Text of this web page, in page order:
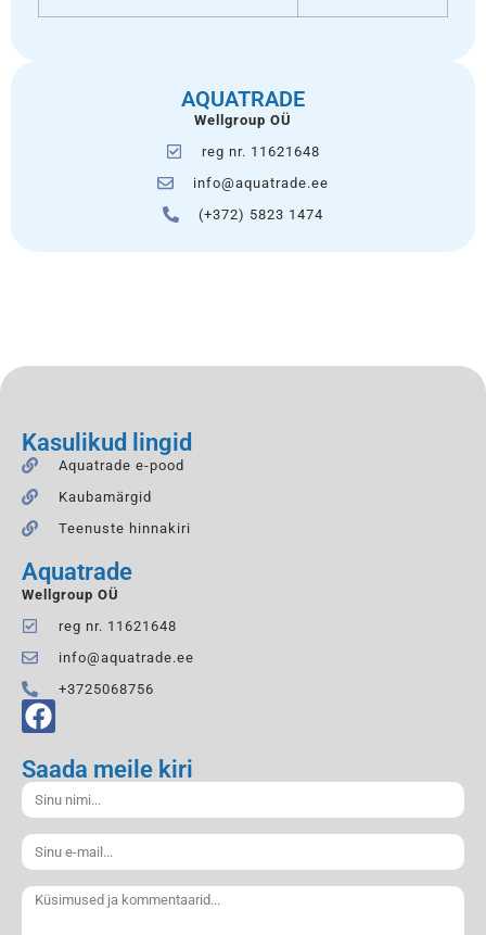
AQUATRADE
Wellgroup OÜ
reg nr. 11621648
info@aquatrade.ee
(+372) 5823 1474
Kasulikud lingid
Aquatrade e-pood
Kaubamärgid
Teenuste hinnakiri
Aquatrade
Wellgroup OÜ
reg nr. 11621648
info@aquatrade.ee
+3725068756
Saada meile kiri